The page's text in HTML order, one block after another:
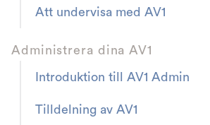
Att undervisa med AV1
Administrera dina AV1
Introduktion till AV1 Admin
Tilldelning av AV1
Nyckelordet AV1
ska jag göra?